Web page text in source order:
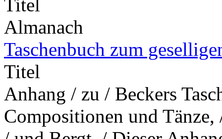
Titel
Almanach
Taschenbuch zum
Titel
Anhang / zu / Beckers
Compositionen und